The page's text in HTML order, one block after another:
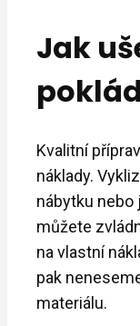
Jak
Kvalitní
náklady.
nábytku nebo
můžete
na vlastní
pak
materiálu.